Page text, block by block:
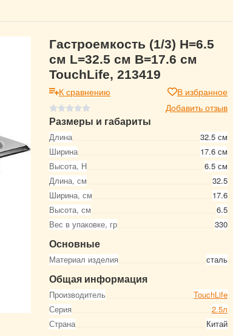
Гастроемкость (1/3) H=6.5
см L=32.5 см B=17.6 см
TouchLife, 213419
К сравнению
В избранное
Добавить отзыв
Размеры и габариты
Длина
32.5 см
Ширина
17.6 см
Высота, Н
6.5 см
Длина, см
32.5
Ширина, см
17.6
Высота, см
6.5
Вес в упаковке, гр
330
Основные
Материал изделия сталь
Общая информация
Производитель
TouchLife
Серия
2.5л
Страна
Китай